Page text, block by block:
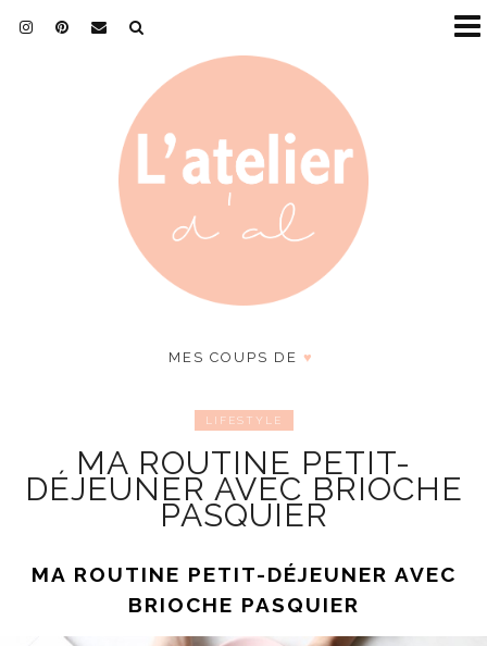
MES COUPS DE ♥
LIFESTYLE
MA ROUTINE PETIT-
DÉJEUNER AVEC BRIOCHE
PASQUIER
MA ROUTINE PETIT-DÉJEUNER AVEC
BRIOCHE PASQUIER